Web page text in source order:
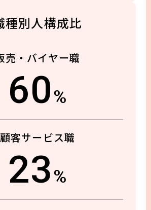
種別人構成比
売・ バイヤー職
60%
顧客サービス職
23%